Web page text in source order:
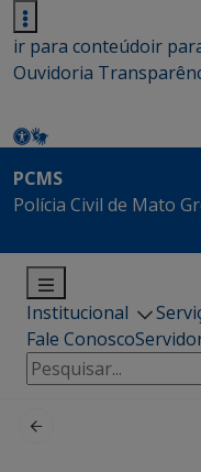
ir para conteúdoir
Ouvidoria
PCMS
Polícia Civil de Mato
Institucional
Fale Conosco
Pesquisar
por: